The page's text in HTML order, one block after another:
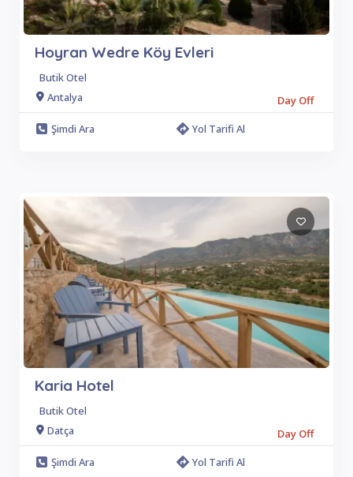
Hoyran Wedre Köy Evleri
Butik Otel
Antalya
Day Off
Şimdi Ara
Yol Tarifi Al
Karia Hotel
Butik Otel
Datça
Day Off
Şimdi Ara
Yol Tarifi Al